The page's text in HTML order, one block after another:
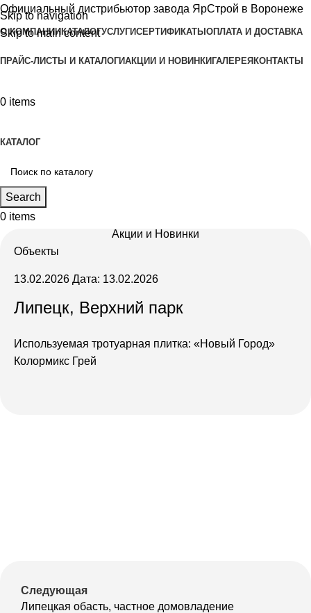
Skip to navigation
Skip to main content
Официальный дистрибьютор завода ЯрСтрой в Воронеже
О КОМПАНИИ КАТАЛОГУСЛУГИСЕРТИФИКАТЫ ОПЛАТА И ДОСТАВКА
ПРАЙС-ЛИСТЫ И КАТАЛОГИАКЦИИ И НОВИНКИ ГАЛЕРЕЯ КОНТАКТЫ
0 items
КАТАЛОГ
Search
0 items
Акции и Новинки
Объекты
13.02.2026 Дата: 13.02.2026
Липецк, Верхний парк
Используемая тротуарная плитка: «Новый Город»
Колормикс Грей
Следующая
Липецкая обасть, частное домовладение